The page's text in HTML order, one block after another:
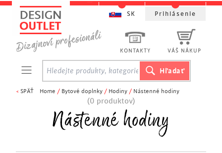
< SPÄŤ Home / Bytové doplnky / Hodiny / Nástenné hodiny
(0 produktov)
Nástenné hodiny
KONTAKTY VÁŠ NÁKUP
SK Prihlásenie